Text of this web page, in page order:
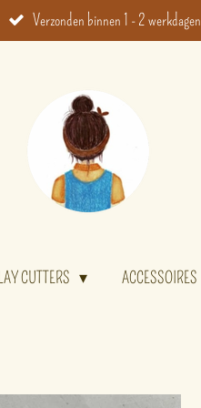
Verzonden binnen 1 - 2 werkdagen
CUTTERS ACCESSOIRES